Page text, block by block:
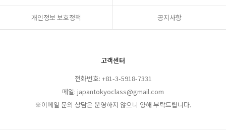
개인정보 보호정책 공지사항
고객센터
전화번호: +81-3-5918-7331
메일: japantokyoclass@gmail.com
※이메일 문의 상담은 운영하지 않으니 양해 부탁드립니다.